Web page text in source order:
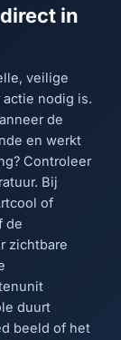
in
veilige
nodig is.
de
en werkt
Controleer
Bij
of
de
zichtbare
duurt
beeld of het